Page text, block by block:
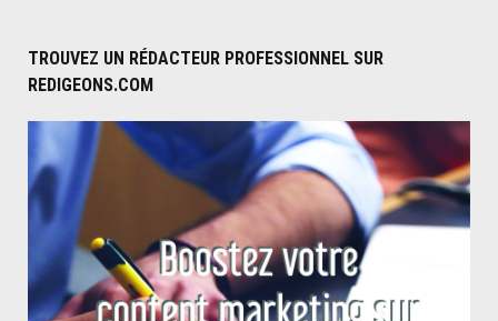
TROUVEZ UN RÉDACTEUR PROFESSIONNEL SUR
REDIGEONS.COM